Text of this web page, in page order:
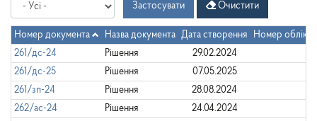
Застосувати Очистити
Номер документа Назва документа Дата створення
Номер
261/дс-24
Рішення
29.02.2024
261/дс-25
Рішення
07.05.2025
261/зп-24
Рішення
28.08.2024
262/ас-24
Рішення
24.04.2024